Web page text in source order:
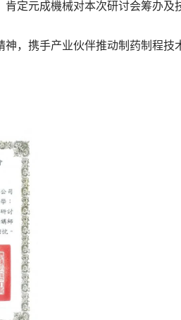
定元成機械对本次研讨会筹办及
，携手产业伙伴推动制药制程技